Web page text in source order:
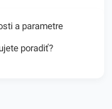
a parametre
poradiť?